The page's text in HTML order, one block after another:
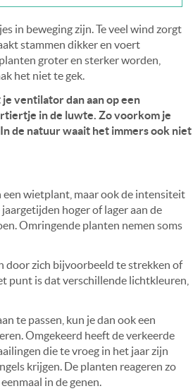
in beweging zijn. Te veel wind zorgt
stammen dikker en voert
groter en sterker worden,
het niet te gek.
ventilator dan aan op een
in de luwte. Zo voorkom je
de natuur waait het immers ook niet
een wietplant, maar ook de intensiteit
hoger of lager aan de
Omringende planten nemen soms
door zich bijvoorbeeld te strekken of
punt is dat verschillende lichtkleuren,
te passen, kun je dan ook een
Omgekeerd heeft de verkeerde
die te vroeg in het jaar zijn
krijgen. De planten reageren zo
in de genen.